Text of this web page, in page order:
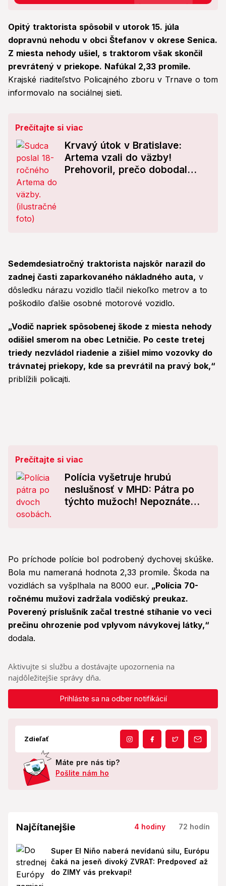
Opitý traktorista spôsobil v utorok 15. júla
dopravnú nehodu v obci Štefanov v okrese Senica.
Z miesta nehody ušiel, s traktorom však skončil
prevrátený v priekope. Nafúkal 2,33 promile.
Krajské riaditeľstvo Policajného zboru v Trnave o tom
informovalo na sociálnej sieti.
Prečítajte si viac
Krvavý útok v Bratislave:
Artema vzali do väzby!
Prehovoril, prečo dobodal
Sedemdesiatročný traktorista najskôr narazil do
zadnej časti zaparkovaného nákladného auta, v
dôsledku nárazu vozidlo tlačil niekoľko metrov a to
poškodilo ďalšie osobné motorové vozidlo.
„Vodič napriek spôsobenej škode z miesta nehody
odišiel smerom na obec Letničie. Po ceste tretej
triedy nezvládol riadenie a zišiel mimo vozovky do
trávnatej priekopy, kde sa prevrátil na pravý bok,“
priblížili policajti.
Prečítajte si viac
Polícia vyšetruje hrubú
neslušnosť v MHD: Pátra po
týchto mužoch! Nepoznáte
Po príchode polície bol podrobený dychovej skúške.
Bola mu nameraná hodnota 2,33 promile. Škoda na
vozidlách sa vyšplhala na 8000 eur. „Polícia 70-
ročnému mužovi zadržala vodičský preukaz.
Poverený príslušník začal trestné stíhanie vo veci
prečinu ohrozenie pod vplyvom návykovej látky,“
dodala.
Aktivujte si službu a dostávajte upozornenia na
najdôležitejšie správy dňa.
Prihláste sa na odber notifikácií
Zdieľať
Máte pre nás tip?
Pošlite nám ho
Najčítanejšie 4 hodiny 72 hodín
Super El Niño naberá nevídanú silu, Európu
čaká na jeseň divoký ZVRAT: Predpoveď až
do ZIMY vás prekvapí!